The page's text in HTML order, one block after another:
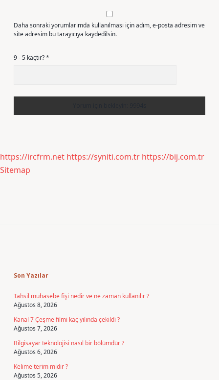
Daha sonraki yorumlarımda kullanılması için adım, e-posta adresim ve
site adresim bu tarayıcıya kaydedilsin.
9 - 5 kaçtır?*
https://ircfrm.net https://syniti.com.tr https://bij.com.tr
Sitemap
Son Yazılar
Tahsil muhasebe fişi nedir ve ne zaman kullanılır ?
Ağustos 8, 2026
Kanal 7 Çeşme filmi kaç yılında çekildi ?
Ağustos 7, 2026
Bilgisayar teknolojisi nasıl bir bölümdür ?
Ağustos 6, 2026
Kelime terim midir ?
Ağustos 5, 2026